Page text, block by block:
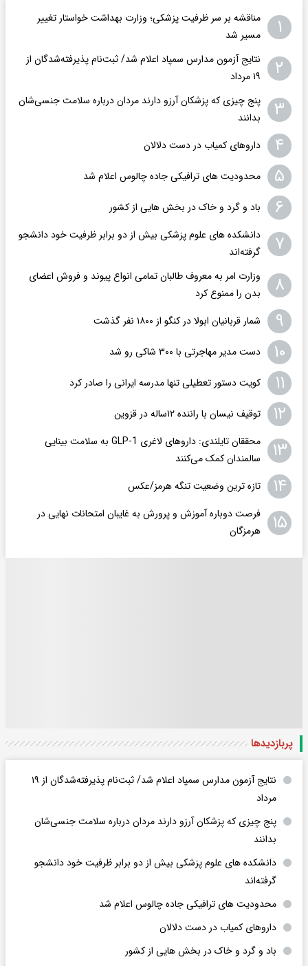
۱
مناقشه بر سر ظرفیت پزشکی؛ وزارت بهداشت خواستار تغییر
مسیر شد
۲
نتایج آزمون مدارس سمپاد اعلام شد/ ثبت‌نام پذیرفته‌شدگان از
۱۹ مرداد
۳
پنج چیزی که پزشکان آرزو دارند مردان درباره سلامت جنسی‌شان
بدانند
۴ داروهای کمیاب در دست دلالان
۵ محدودیت های ترافیکی جاده چالوس اعلام شد
۶ باد و گرد و خاک در بخش هایی از کشور
۷
دانشکده های علوم پزشکی بیش از دو برابر ظرفیت خود دانشجو
گرفته‌اند
۸
وزارت امر به معروف طالبان تمامی انواع پیوند و فروش اعضای
بدن را ممنوع کرد
۹ شمار قربانیان ابولا در کنگو از ۱۸۰۰ نفر گذشت
۱۰ دست مدیر مهاجرتی با ۳۰۰ شاکی رو شد
۱۱ کویت دستور تعطیلی تنها مدرسه ایرانی را صادر کرد
۱۲ توقیف نیسان با راننده ۱۲ساله در قزوین
۱۳
محققان تایلندی: داروهای لاغری GLP-1 به سلامت بینایی
سالمندان کمک می‌کنند
۱۴ تازه ترین وضعیت تنگه هرمز/عکس
۱۵
فرصت دوباره آموزش و پرورش به غایبان امتحانات نهایی در
هرمزگان
پربازدید‌ها
نتایج آزمون مدارس سمپاد اعلام شد/ ثبت‌نام پذیرفته‌شدگان از ۱۹
مرداد
پنج چیزی که پزشکان آرزو دارند مردان درباره سلامت جنسی‌شان
بدانند
دانشکده های علوم پزشکی بیش از دو برابر ظرفیت خود دانشجو
گرفته‌اند
محدودیت های ترافیکی جاده چالوس اعلام شد
داروهای کمیاب در دست دلالان
باد و گرد و خاک در بخش هایی از کشور